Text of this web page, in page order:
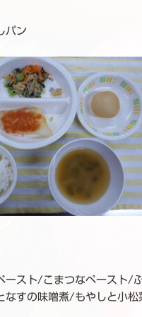
パン
ースト/こまつなペースト/
なすの味噌煮/もやしと小